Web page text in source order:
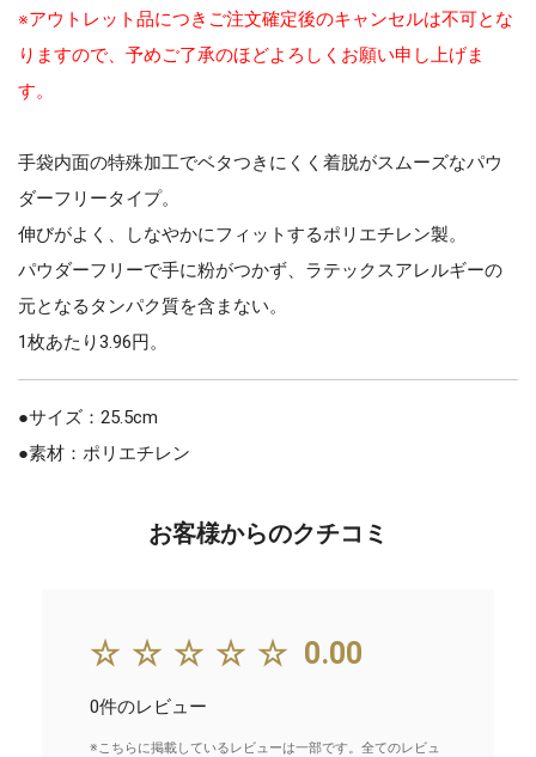
※アウトレット品につきご注文確定後のキャンセルは不可とな
りますので、予めご了承のほどよろしくお願い申し上げま
す。
手袋内面の特殊加工でベタつきにくく着脱がスムーズなパウ
ダーフリータイプ。
伸びがよく、しなやかにフィットするポリエチレン製。
パウダーフリーで手に粉がつかず、ラテックスアレルギーの
元となるタンパク質を含まない。
1枚あたり3.96円。
●サイズ：25.5cm
●素材：ポリエチレン
お客様からのクチコミ
☆☆☆☆☆ 0.00
0件のレビュー
※こちらに掲載しているレビューは一部です。全てのレビュ